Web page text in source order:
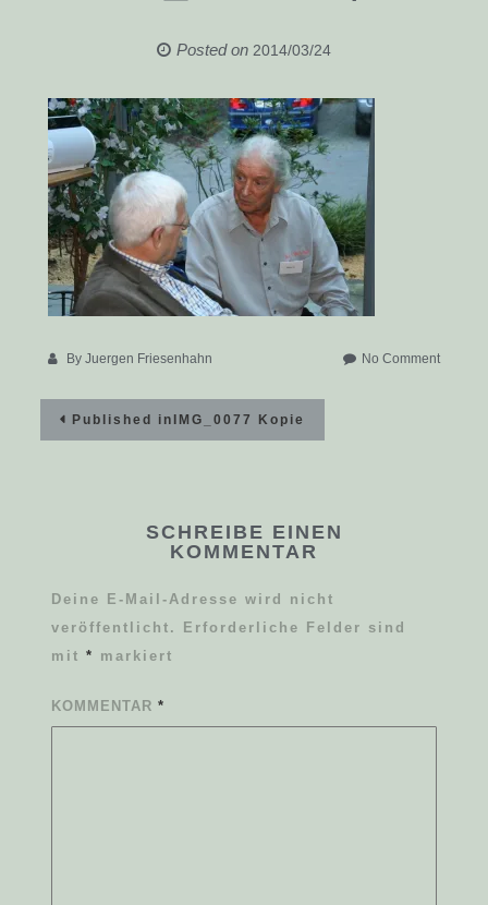
Posted on 2014/03/24
ByJuergen Friesenhahn No Commenton
Beitragsnavigation
Published in IMG_0077 Kopie
SCHREIBE EINEN
KOMMENTAR
Deine E-Mail-Adresse wird nicht
veröffentlicht.
Erforderliche Felder sind
mit* markiert
KOMMENTAR*